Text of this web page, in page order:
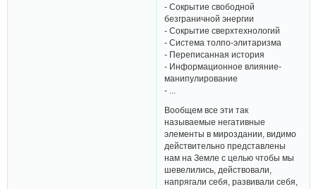
- Сокрытие свободной
безграничной энергии
- Сокрытие сверхтехнологий
- Система толпо-элитаризма
- Переписанная история
- Информационное влияние-
манипулирование
- ...
Вообщем все эти так
называемые негативные
элементы в мироздании, видимо
действительно представлены
нам на Земле с целью чтобы мы
шевелились, действовали,
напрягали себя, развивали себя,